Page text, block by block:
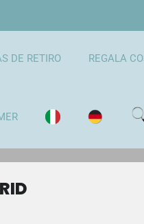
DE RETIRO REGALA